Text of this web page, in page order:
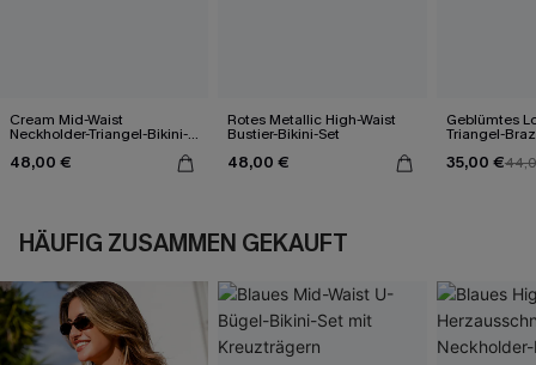
Cream Mid-Waist
Neckholder-Triangel-Bikini-
48,00 €
Rotes Metallic High-Waist
Bustier-Bikini-Set
48,00 €
Geblümtes
Triangel-
35,00 €
HÄUFIG ZUSAMMEN GEKAUFT